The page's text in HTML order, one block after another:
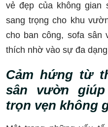
vẻ đẹp của không gian
sang trọng cho khu
cho ban công, sofa sân
thích nhờ vào sự đa
Cảm hứng từ
sân vườn
trọn vẹn không